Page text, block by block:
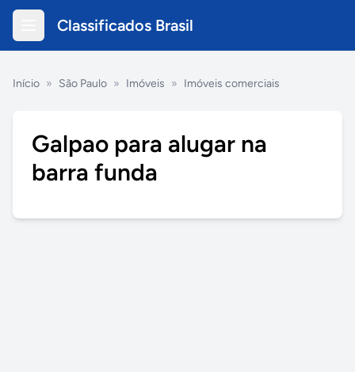
Classificados Brasil
Início » São Paulo » Imóveis » Imóveis comerciais
Galpao para alugar na
barra funda